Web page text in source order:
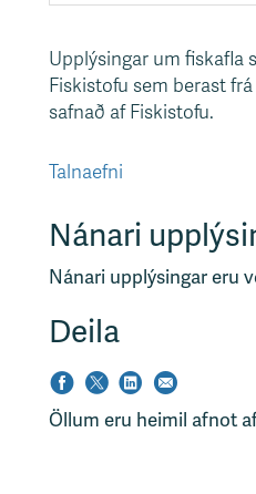
Upplýsingar um fiskafla
Fiskistofu sem berast
safnað af Fiskistofu.
Talnaefni
Nánari
Nánari upplýsingar eru
Deila
Öllum eru heimil afnot